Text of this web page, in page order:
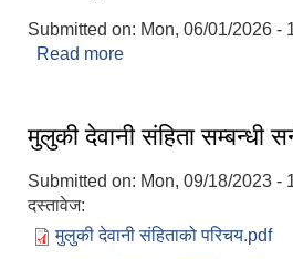
Submitted on: Mon, 06/01/2026 -
Read more
मुलुकी देवानी संहिता सम्बन्धी
Submitted on: Mon, 09/18/2023 -
दस्तावेज:
मुलुकी देवानी संहिताको परिचय.pdf